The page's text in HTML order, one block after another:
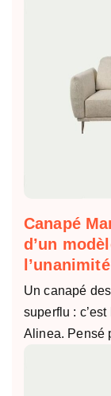
Canapé
d’un
l’unanimité
Un canapé
superflu :
Alinea. Pensé